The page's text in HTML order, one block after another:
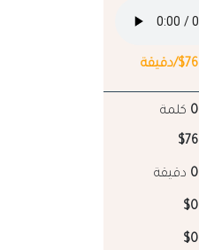
$76/دقيقة
0 كلمة
$76
0 دقيقة
$0
$0